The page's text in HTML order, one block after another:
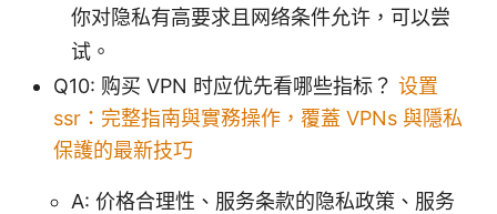
你对隐私有高要求且网络条件允许，可以尝
试。
Q10: 购买 VPN 时应优先看哪些指标？ 设置
ssr：完整指南與實務操作，覆蓋 VPNs 與隱私
保護的最新技巧
A: 价格合理性、服务条款的隐私政策、服务